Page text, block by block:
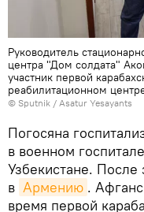
Руководитель
центра "Дом солдата"
участник первой
реабилитационном
© Sputnik / Asatur Yesayants
Погосяна
в военном
Узбекистане.
в Армению .
время первой